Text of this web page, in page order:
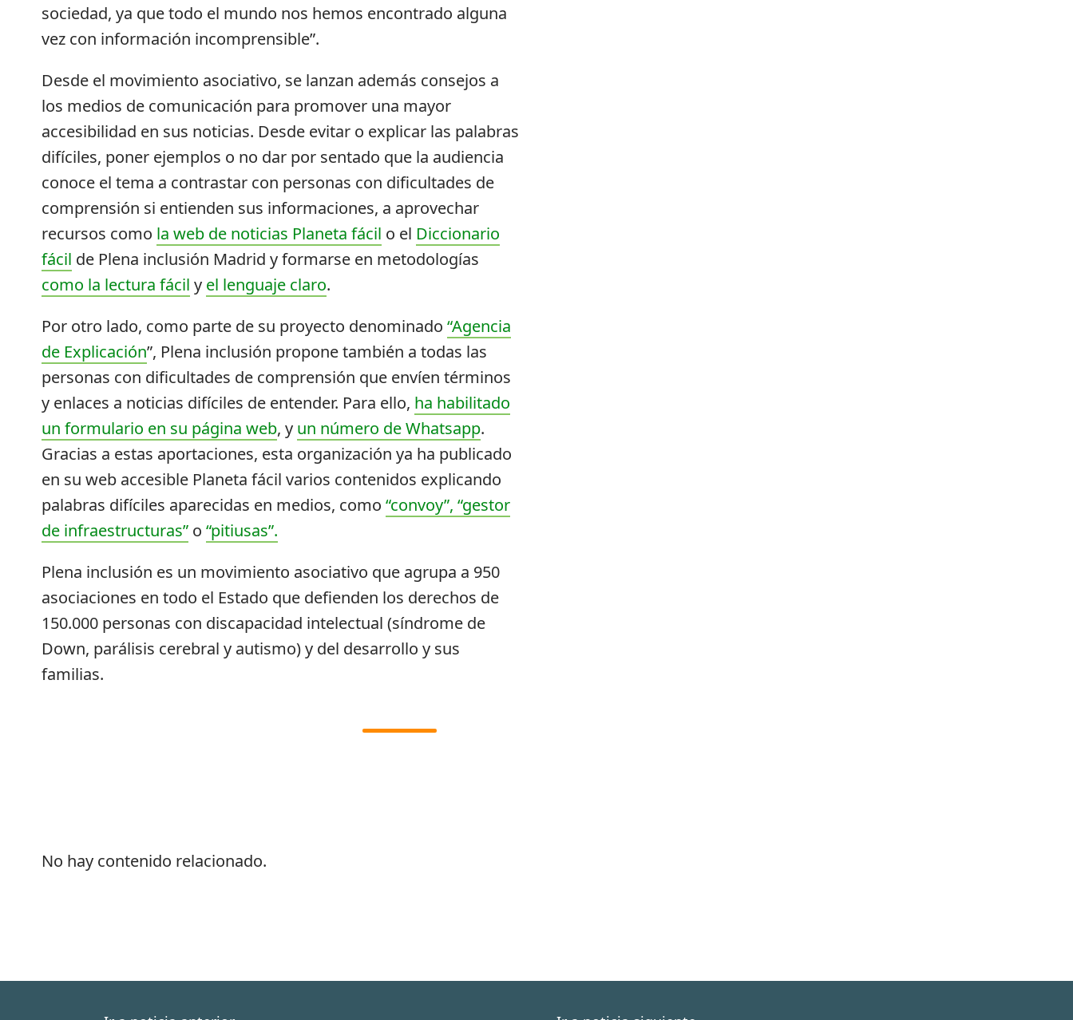
sociedad, ya que todo el mundo nos hemos encontrado alguna
vez con información incomprensible”.
Desde el movimiento asociativo, se lanzan además consejos a
los medios de comunicación para promover una mayor
accesibilidad en sus noticias. Desde evitar o explicar las palabras
difíciles, poner ejemplos o no dar por sentado que la audiencia
conoce el tema a contrastar con personas con dificultades de
comprensión si entienden sus informaciones, a aprovechar
recursos como la web de noticias Planeta fácil o el Diccionario
fácil de Plena inclusión Madrid y formarse en metodologías
como la lectura fácil y el lenguaje claro.
Por otro lado, como parte de su proyecto denominado “Agencia
de Explicación”, Plena inclusión propone también a todas las
personas con dificultades de comprensión que envíen términos
y enlaces a noticias difíciles de entender. Para ello, ha habilitado
un formulario en su página web, y un número de Whatsapp.
Gracias a estas aportaciones, esta organización ya ha publicado
en su web accesible Planeta fácil varios contenidos explicando
palabras difíciles aparecidas en medios, como “convoy”, “gestor
de infraestructuras” o “pitiusas”.
Plena inclusión es un movimiento asociativo que agrupa a 950
asociaciones en todo el Estado que defienden los derechos de
150.000 personas con discapacidad intelectual (síndrome de
Down, parálisis cerebral y autismo) y del desarrollo y sus
familias.
No hay contenido relacionado.